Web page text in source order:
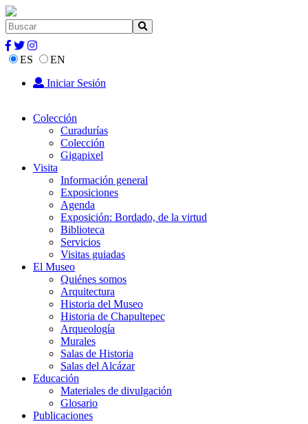
ES
EN
Iniciar Sesión
Colección
Curadurías
Colección
Gigapixel
Visita
Información general
Exposiciones
Agenda
Exposición: Bordado, de la virtud
Biblioteca
Servicios
Visitas guiadas
El Museo
Quiénes somos
Arquitectura
Historia del Museo
Historia de Chapultepec
Arqueología
Murales
Salas de Historia
Salas del Alcázar
Educación
Materiales de divulgación
Glosario
Publicaciones